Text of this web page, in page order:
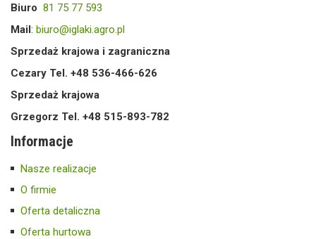
Biuro 81 75 77 593
Mail: biuro@iglaki.agro.pl
Sprzedaż krajowa i zagraniczna
Cezary Tel. +48 536-466-626
Sprzedaż krajowa
Grzegorz Tel. +48 515-893-782
Informacje
Nasze realizacje
O firmie
Oferta detaliczna
Oferta hurtowa